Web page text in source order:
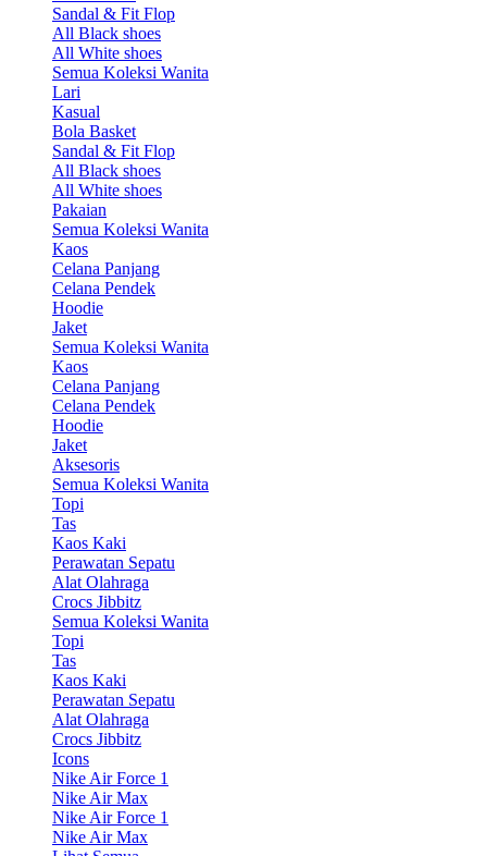
Sandal & Fit Flop
All Black shoes
All White shoes
Semua Koleksi Wanita
Lari
Kasual
Bola Basket
Sandal & Fit Flop
All Black shoes
All White shoes
Pakaian
Semua Koleksi Wanita
Kaos
Celana Panjang
Celana Pendek
Hoodie
Jaket
Semua Koleksi Wanita
Kaos
Celana Panjang
Celana Pendek
Hoodie
Jaket
Aksesoris
Semua Koleksi Wanita
Topi
Tas
Kaos Kaki
Perawatan Sepatu
Alat Olahraga
Crocs Jibbitz
Semua Koleksi Wanita
Topi
Tas
Kaos Kaki
Perawatan Sepatu
Alat Olahraga
Crocs Jibbitz
Icons
Nike Air Force 1
Nike Air Max
Nike Air Force 1
Nike Air Max